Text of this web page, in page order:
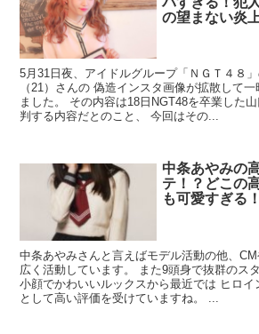
の望まない炎
5月31日夜、アイドルグループ「ＮＧＴ４８
（21）さんの 偽造インスタ画像が拡散して
ました。 その内容は18日NGT48を卒業した
判する内容だとのこと、 今回はその...
中条あやみの
テ！？どこの
も可愛すぎる
中条あやみさんと言えばモデル活動の他、
広く活動しています。 また9頭身で抜群のス
小顔でかわいいルックスから最近では ヒロ
として高い評価を受けていますね。 ...